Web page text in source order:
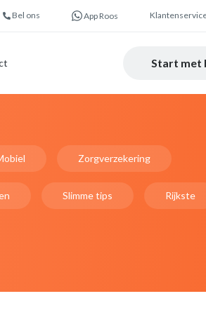
Bel ons App Roos
Start met
Zorgverzekering
Slimme tips Rijkste